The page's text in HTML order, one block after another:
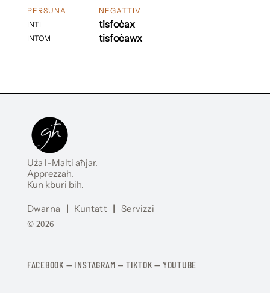
PERSUNA
INTI
INTOM
NEGATTIV
tisfoċax
tisfoċawx
Uża l-Malti aħjar.
Apprezzah.
Kun kburi bih.
Dwarna | Kuntatt | Servizzi
© 2026
FACEBOOK — INSTAGRAM — TIKTOK — YOUTUBE